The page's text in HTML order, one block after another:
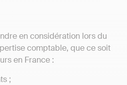
en considération lors du
comptable, que ce soit
en France :
;